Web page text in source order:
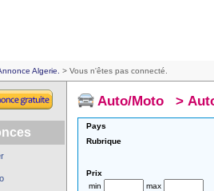
Algerie. > Vous n'êtes pas connecté.
Auto/Moto >
Pays
Rubrique
Prix
min
max